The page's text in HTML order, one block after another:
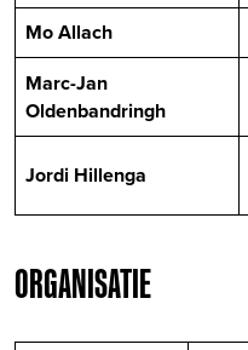
Mo Allach
Marc-Jan
Oldenbandringh
Jordi Hillenga
ORGANISATIE